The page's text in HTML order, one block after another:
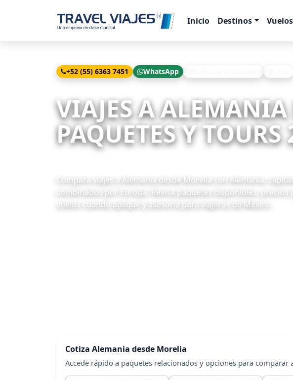
Inicio Destinos Vuelos
+52 (55) 6363 7451 WhatsApp
VIAJES A
PAQUETES Y
Compara viajes a Alemania desde Morelia con Alemania,
combinados por Europa. Revisa paquetes disponibles, precios
vuelos cuando aplique y asesoría para viajeros de México.
Cotiza Alemania desde Morelia
Accede rápido a paquetes relacionados y opciones para comparar